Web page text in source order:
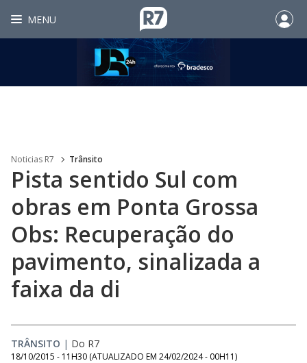
MENU
Noticias R7 Trânsito
Pista sentido Sul com
obras em Ponta Grossa
Obs: Recuperação do
pavimento, sinalizada a
faixa da di
TRÂNSITO | Do R7
18/10/2015 - 11H30 (ATUALIZADO EM 24/02/2024 - 00H11)